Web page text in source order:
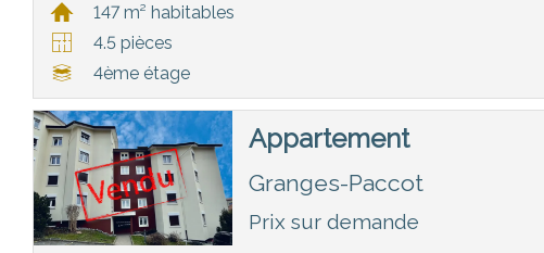
147 m² habitables
4.5 pièces
4ème étage
Appartement
Granges-Paccot
Prix sur demande